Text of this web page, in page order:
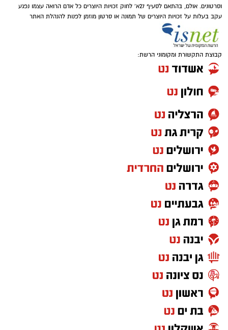
מנדטים.
ואילו במרכז-ימין, הקמת מפלגתו של ארדן
וכאשר וינטר מתחמם על הקוים... אם לא
תתאחדנה כל הטוענות לכתר נציגות הימנים
הממלכתיים (....) - הן צפויות לחולל שריפת
קולות שתזכיר את בל"ד ומרצ מ2022
תמונת המנדטים והמפלגות המובילות
ו"סטט-נט", אילו הבחירות היו נערכות כעת, מפלגת
"ישר" בראשות גדי איזנקוט הייתה שומרת על
מעמדה כמפלגה הגדולה ביותר עם 23 מנדטים.
מפלגת הליכוד ניצבת בצמוד אליה עם 22 מנדטים.
במקום השלישי ממוקמת מפלגת "ביחד" של נפתלי
בנט עם 13 מנדטים.
מנדטים.
הדתית משיגות 5 מנדטים כל אחת.
השפעת אחוז החסימה על מפת הגושים
אחד הממצאים המרכזיים בסקר הוא נפילתה של
מפלגת "בית ציוני" בראשות יועז הנדל וחילי טרופר
וסרטונים. אולם, בהתאם לסעיף 27א' לחוק זכויות היוצרים כל אדם הרואה עצמו נפגע
עקב בעלות על זכויות היוצרים של תמונה או סרטון מוזמן לפנות להנהלת האתר
קבוצת התקשורת ומקומוני הרשת: